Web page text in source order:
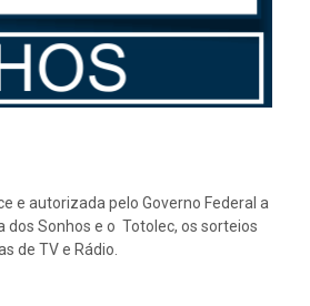
e autorizada pelo Governo Federal a
dos Sonhos e o Totolec, os sorteios
de TV e Rádio.